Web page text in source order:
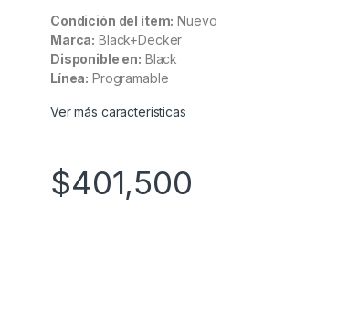
Condición del ítem: Nuevo
Marca: Black+Decker
Disponible en: Black
Línea: Programable
Ver más caracteristicas
$401,500